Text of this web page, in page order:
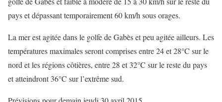
pays et dépassant temporairement 60 km/h sous orages.
La mer est agitée dans le golfe de Gabès et peu agitée ailleurs. Les
températures maximales seront comprises entre 24 et 28°C sur le
nord et les régions côtières, entre 28 et 32°C sur le reste du pays
et atteindront 36°C sur l’extrême sud.